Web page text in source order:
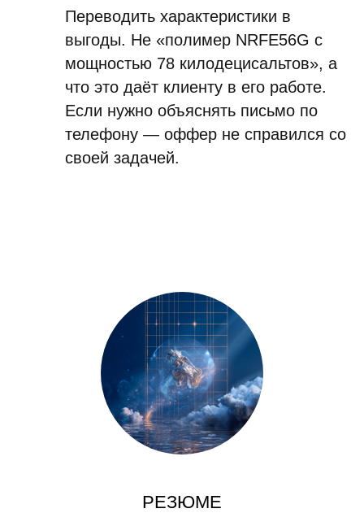
Переводить характеристики в
выгоды. Не «полимер NRFE56G с
мощностью 78 килодецисальтов», а
что это даёт клиенту в его работе.
Если нужно объяснять письмо по
телефону — оффер не справился со
своей задачей.
РЕЗЮМЕ